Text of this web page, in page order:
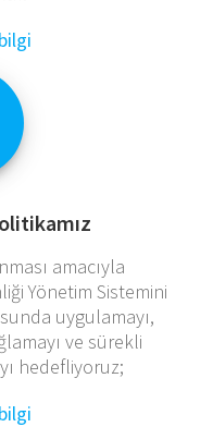
amacıyla
Yönetim Sistemini
uygulamayı,
ve sürekli
hedefliyoruz;